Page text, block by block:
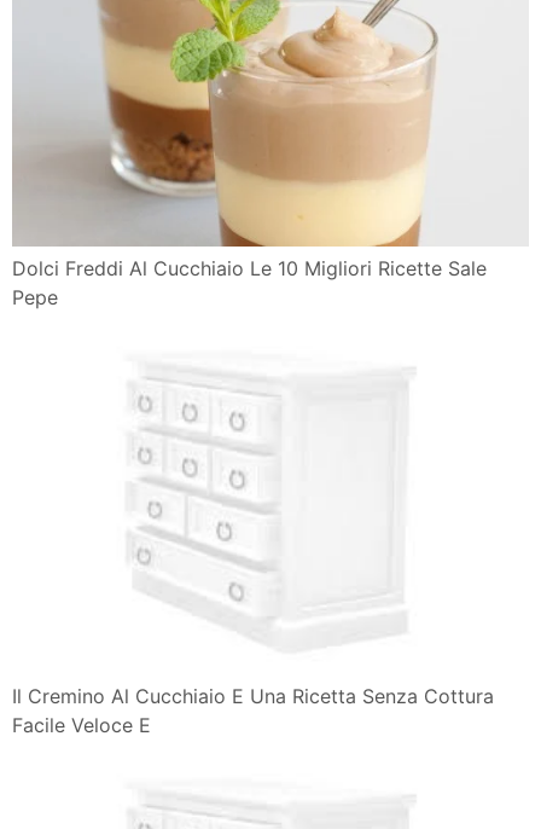
Dolci Freddi Al Cucchiaio Le 10 Migliori Ricette Sale
Pepe
Il Cremino Al Cucchiaio E Una Ricetta Senza Cottura
Facile Veloce E